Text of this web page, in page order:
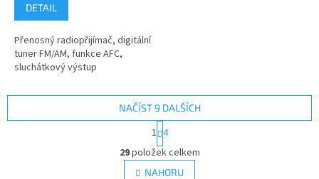
DETAIL
Přenosný radiopřijímač, digitální
tuner FM/AM, funkce AFC,
sluchátkový výstup
O
v
l
NAČÍST 9 DALŠÍCH
S
t
r
á
n
1 4
29položek celkem
NAHORU